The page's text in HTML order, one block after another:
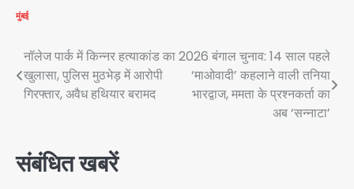
मुंबई
Post
navigation
नॉलेज पार्क में किन्नर हत्याकांड का
खुलासा, पुलिस मुठभेड़ में आरोपी
गिरफ्तार, अवैध हथियार बरामद
2026 बंगाल चुनाव: 14 साल पहले
‘माओवादी’ कहलाने वाली तनिया
भारद्वाज, ममता के प्रश्नकर्ता का
अब ‘सन्नाटा’
संबंधित खबरें